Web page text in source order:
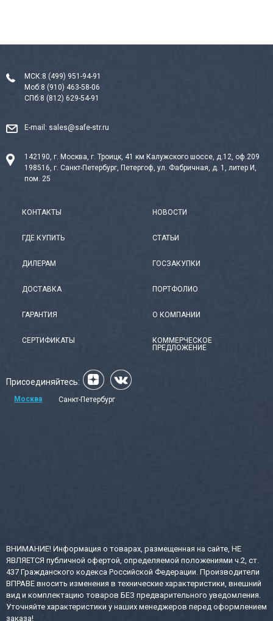
МСК:8 (499) 951-94-91
Моб:8 (910) 463-58-06
СПб:8 (812) 629-54-91
E-mail: sales@safe-str.ru
142190, г. Москва, г. Троицк, 41 км Калужского шоссе, д.12, оф.209
198516, г. Санкт-Петербург, Петергоф, ул. Фабричная, д. 1, литер И,
пом. 25
КОНТАКТЫ
ГДЕ КУПИТЬ
ДИЛЕРАМ
ДОСТАВКА
ГАРАНТИЯ
СЕРТИФИКАТЫ
НОВОСТИ
СТАТЬИ
ГОСЗАКУПКИ
ПОРТФОЛИО
О КОМПАНИИ
КОММЕРЧЕСКОЕ
ПРЕДЛОЖЕНИЕ
Присоединяйтесь:
Москва Санкт-Петербург
ВНИМАНИЕ! Информация о товарах, размещенная на сайте, НЕ
ЯВЛЯЕТСЯ публичной офертой, определяемой положениями ч.2, ст.
437 Гражданского кодекса Российской Федерации. Производители
ВПРАВЕ вносить изменения в технические характеристики, внешний
вид и комплектацию товаров БЕЗ предварительного уведомления.
Уточняйте характеристики у наших менеджеров перед оформлением
заказа!